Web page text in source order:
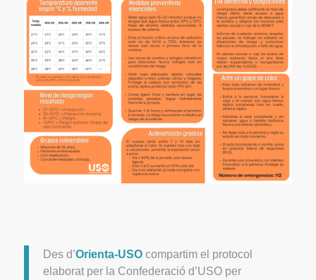
Des d’Orienta-USOcompartim el protocol
elaborat per la Confederació d’USO per